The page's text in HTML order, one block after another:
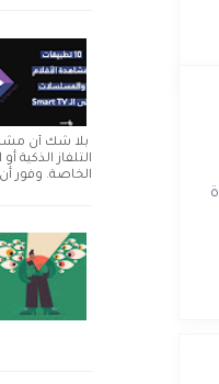
بلا شك أن
الخاصة. وفور